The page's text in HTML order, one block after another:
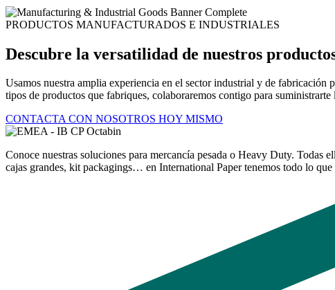
PRODUCTOS MANUFACTURADOS E INDUSTRIALES
Descubre la versatilidad de nuestros
Usamos nuestra amplia experiencia en el sector industrial y de fabricación
tipos de productos que fabriques, colaboraremos contigo para
CONTACTA CON NOSOTROS HOY MISMO
Conoce nuestras soluciones para mercancía pesada o Heavy Duty. Todas
cajas grandes, kit packagings… en International Paper tenemos todo lo que